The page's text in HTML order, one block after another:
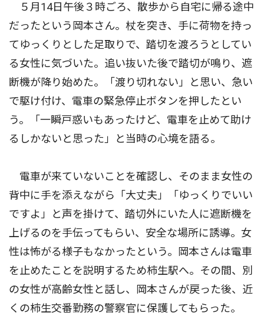
５月14日午後３時ごろ、散歩から自宅に帰る途中
だったという岡本さん。杖を突き、手に荷物を持っ
てゆっくりとした足取りで、踏切を渡ろうとしてい
る女性に気づいた。追い抜いた後で踏切が鳴り、遮
断機が降り始めた。「渡り切れない」と思い、急い
で駆け付け、電車の緊急停止ボタンを押したとい
う。「一瞬戸惑いもあったけど、電車を止めて助け
るしかないと思った」と当時の心境を語る。
電車が来ていないことを確認し、そのまま女性の
背中に手を添えながら「大丈夫」「ゆっくりでいい
ですよ」と声を掛けて、踏切外にいた人に遮断機を
上げるのを手伝ってもらい、安全な場所に誘導。女
性は怖がる様子もなかったという。岡本さんは電車
を止めたことを説明するため柿生駅へ。その間、別
の女性が高齢女性と話し、岡本さんが戻った後、近
くの柿生交番勤務の警察官に保護してもらった。